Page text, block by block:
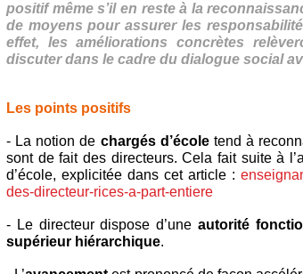
positif même s’il en reste à la
de moyens pour assurer les
effet, les améliorations concrètes
discuter dans le cadre du dialogue social
Les points positifs
- La notion de chargés d’écoletend à
sont de fait des directeurs. Cela fait suite à
d’école, explicitée dans cet article :
des-directeur-rices-a-part-entiere
- Le directeur dispose d’une autorité
supérieur hiérarchique.